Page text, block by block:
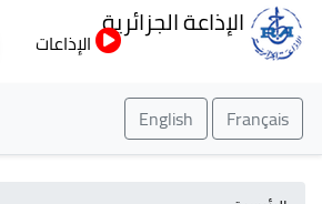
إلى
الإذاعة الجزائرية
الإذاعات
Français
English